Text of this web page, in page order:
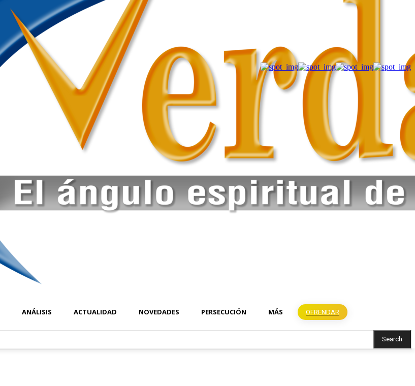
ANÁLISIS ACTUALIDAD NOVEDADES PERSECUCIÓN MÁS OFRENDAR
Search